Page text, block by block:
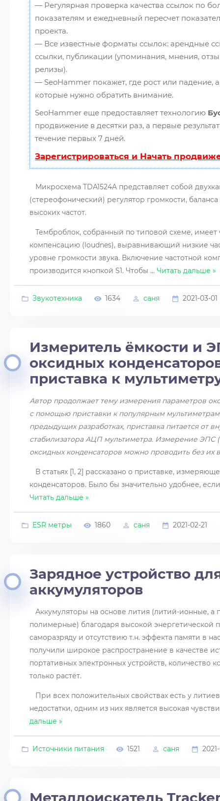
— Регулярная проверка качества ссылок по
показателям и ежедневный пересчет
проекта.
— Все известные форматы ссылок: арендные
ссылки, публикации (упоминания, мнения,
релизы).
— SeoHammer покажет, где рост или падение,
которые нужно обратить внимание.
SeoHammer еще предоставляет технологию
продвижение в десятки раз, а первые
течение первых 7 дней.
Зарегистрироваться и Начать
Микросхема TDA1524A представляет собой
(стереофонический) регулятор громкости,
высоких частот.
Темброблок, собранный по типовой схеме, имеет
компенсацию (loudnes), выравнивающий низкие
уровне громкости звука. Включение частотной
производится кнопкой S1. Чтобы ...Читать дальше »
Звукотехника 1634 саня 2021-03-01
Измеритель ёмкости и
оксидных
приставка к
Автор продолжает тему измерения параметров
с помощью приставки к популярным
предыдущих разработках, приставка питается от
стабилизатора АЦП мультиметра. Измерение ЭПС (
оксидных конденсаторов можно проводить без их
В статьях [1, 2] рассказано о пристав­ке,
конденсаторов. Было бы значительно удобнее,
Читать дальше »
ESR метры 1860 саня 2021-02-21
Зарядное устройство
аккумуляторов
Аккумуляторы на основе лития (литий-ионные, а
полимерные) благодаря высокой энергетической
саморазряду и отсутствию т.н. эффекта памяти в
получили широкое распространение в качестве
портативных электронных устройств, количество
только растёт.
При всех положительных свойствах есть у
недостатки, одним из них является высокая
дальше »
Источники питания 1521 саня
Металлоискатель